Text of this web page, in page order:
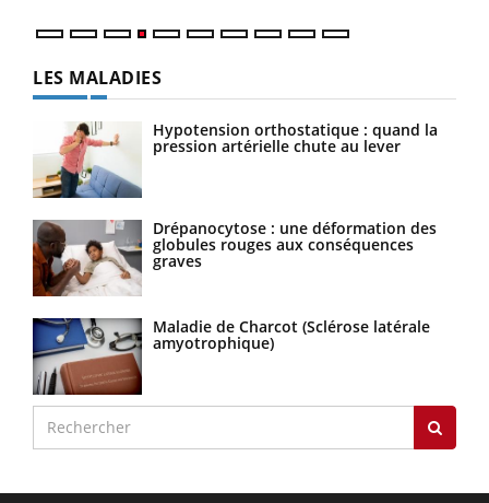
LES MALADIES
Hypotension orthostatique : quand la
pression artérielle chute au lever
Drépanocytose : une déformation des
globules rouges aux conséquences
graves
Maladie de Charcot (Sclérose latérale
amyotrophique)